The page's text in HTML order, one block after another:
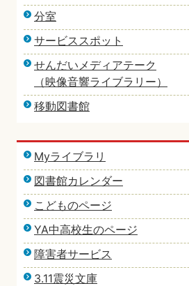
分室
サービススポット
せんだいメディアテーク
（映像音響ライブラリー）
移動図書館
Myライブラリ
図書館カレンダー
こどものページ
YA中高校生のページ
障害者サービス
3.11震災文庫